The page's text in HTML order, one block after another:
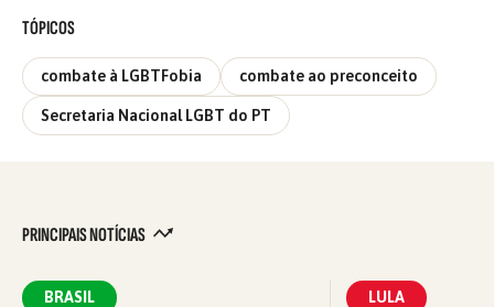
TÓPICOS
combate à LGBTFobia combate ao preconceito
Secretaria Nacional LGBT do PT
PRINCIPAIS NOTÍCIAS
BRASIL LULA